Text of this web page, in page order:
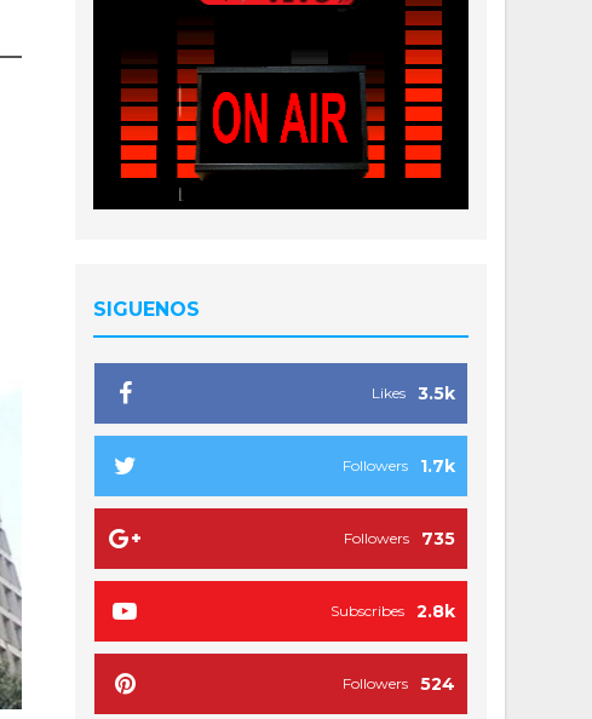
SIGUENOS
3.5k
Likes
1.7k
Followers
735
Followers
2.8k
Subscribes
524
Followers